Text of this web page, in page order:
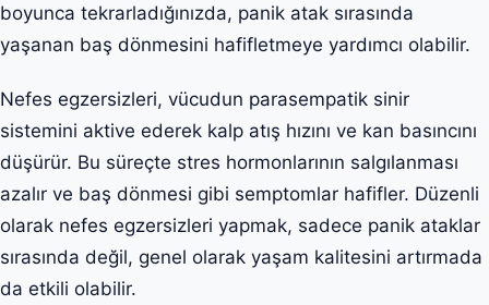
boyunca tekrarladığınızda, panik atak sırasında
yaşanan baş dönmesini hafifletmeye yardımcı olabilir.
Nefes egzersizleri, vücudun parasempatik sinir
sistemini aktive ederek kalp atış hızını ve kan basıncını
düşürür. Bu süreçte stres hormonlarının salgılanması
azalır ve baş dönmesi gibi semptomlar hafifler. Düzenli
olarak nefes egzersizleri yapmak, sadece panik ataklar
sırasında değil, genel olarak yaşam kalitesini artırmada
da etkili olabilir.